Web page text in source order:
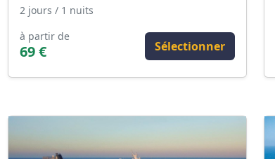
2 jours / 1 nuits
à partir de
69 € Sélectionner